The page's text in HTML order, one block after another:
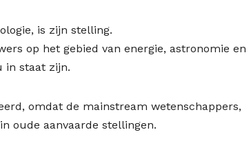
is zijn stelling.
op het gebied van energie, astronomie en
in staat zijn.
omdat de mainstream wetenschappers,
oude aanvaarde stellingen.